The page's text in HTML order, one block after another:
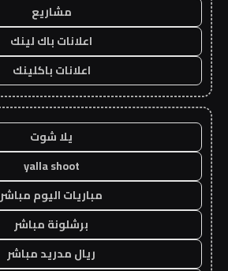
مشاريع
اعلانات باك لينك
اعلانات باكلينك
يلا شوت
yalla shoot
مباريات اليوم مباشر
برشلونة مباشر
ريال مدريد مباشر